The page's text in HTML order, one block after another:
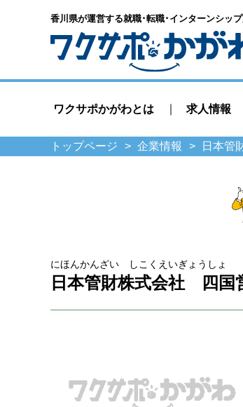
香川県が運営する就職･転職･ インターンシッ
ワクサポかがわとは 求人情報
トップページ 企業情報 日本管
にほんかんざい しこくえいぎょうしょ
日本管財株式会社 四国